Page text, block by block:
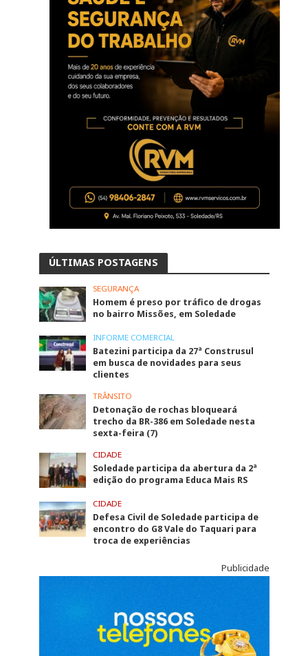
ÚLTIMAS POSTAGENS
SEGURANÇA
Homem é preso por tráfico de drogas
no bairro Missões, em Soledade
INFORME COMERCIAL
Batezini participa da 27ª Construsul
em busca de novidades para seus
clientes
TRÂNSITO
Detonação de rochas bloqueará
trecho da BR-386 em Soledade nesta
sexta-feira (7)
CIDADE
Soledade participa da abertura da 2ª
edição do programa Educa Mais RS
CIDADE
Defesa Civil de Soledade participa de
encontro do G8 Vale do Taquari para
troca de experiências
Publicidade